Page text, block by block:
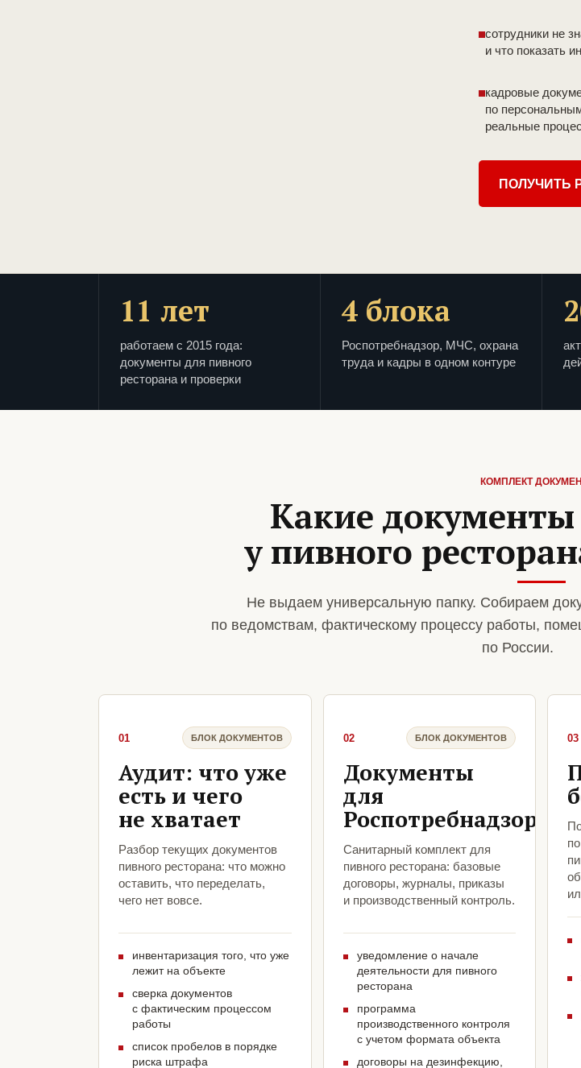
сотрудники не
и что показать
кадровые
по
реальные
ПОЛУЧИТЬ
11 лет
работаем с 2015 года:
документы для пивного
ресторана и проверки
4 блока
Роспотребнадзор, МЧС, охрана
труда и кадры в одном контуре
КОМПЛЕКТ
Какие
у пивного
Не выдаем универсальную папку. Собираем
по ведомствам, фактическому процессу работы,
по России.
01 БЛОК ДОКУМЕНТОВ
Аудит: что уже
есть и чего
не хватает
Разбор текущих документов
пивного ресторана: что можно
оставить, что переделать,
чего нет вовсе.
инвентаризация того, что уже
лежит на объекте
сверка документов
с фактическим процессом
работы
список пробелов в порядке
риска штрафа
02 БЛОК ДОКУМЕНТОВ
Документы
для
Роспотребнадзора
Санитарный комплект для
пивного ресторана: базовые
договоры, журналы, приказы
и производственный контроль.
уведомление о начале
деятельности для пивного
ресторана
программа
производственного контроля
с учетом формата объекта
договоры на дезинфекцию,
03